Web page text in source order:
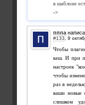
в шаблоне
->
пппа
#133
Чтобы
кеш. И при
настроек
чтобы
раз в
ваши новые
слишком